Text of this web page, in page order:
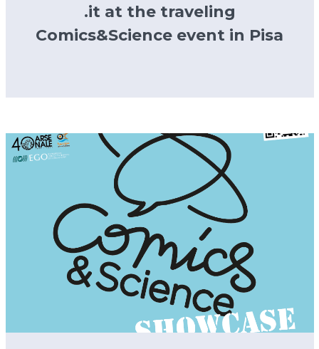
.it at the traveling
Comics&Science event in Pisa